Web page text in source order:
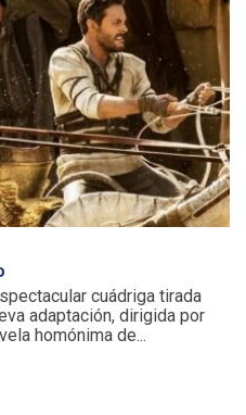
cuádriga tirada
adaptación, dirigida por
homónima de...